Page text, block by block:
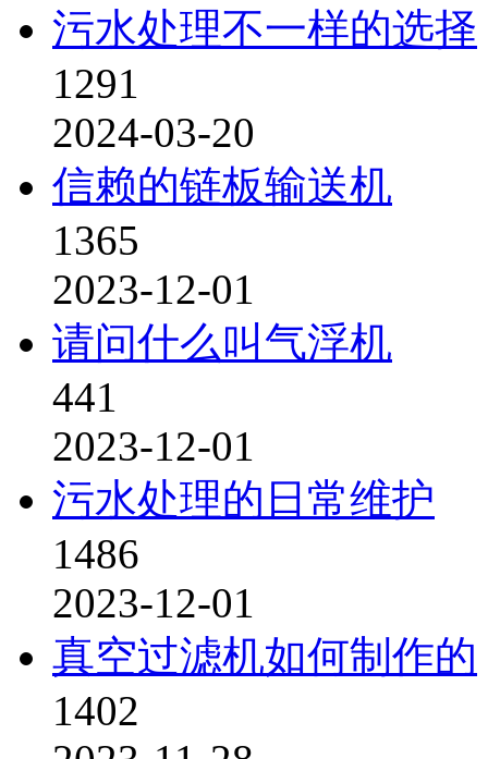
污水处理不一样的选择
1291
2024-03-20
信赖的链板输送机
1365
2023-12-01
请问什么叫气浮机
441
2023-12-01
污水处理的日常维护
1486
2023-12-01
真空过滤机如何制作的
1402